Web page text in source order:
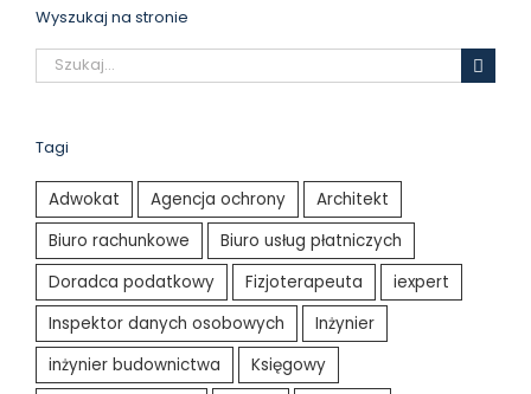
Wyszukaj na stronie
Szukaj
Tagi
Adwokat Agencja ochrony
Architekt
Biuro rachunkowe
Biuro usług płatniczych
Doradca podatkowy
Fizjoterapeuta
iexpert
Inspektor danych osobowych
Inżynier
inżynier budownictwa
Księgowy